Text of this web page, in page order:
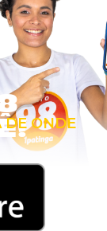
DE ONDE